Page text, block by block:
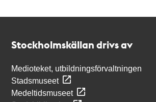
Stockholmskällan drivs av
Medioteket, utbildningsförvaltningen
Stadsmuseet
Medeltidsmuseet